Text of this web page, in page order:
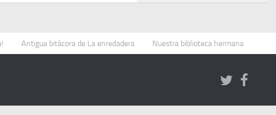
Antigua bitácora de La enredadera Nuestra biblioteca hermana